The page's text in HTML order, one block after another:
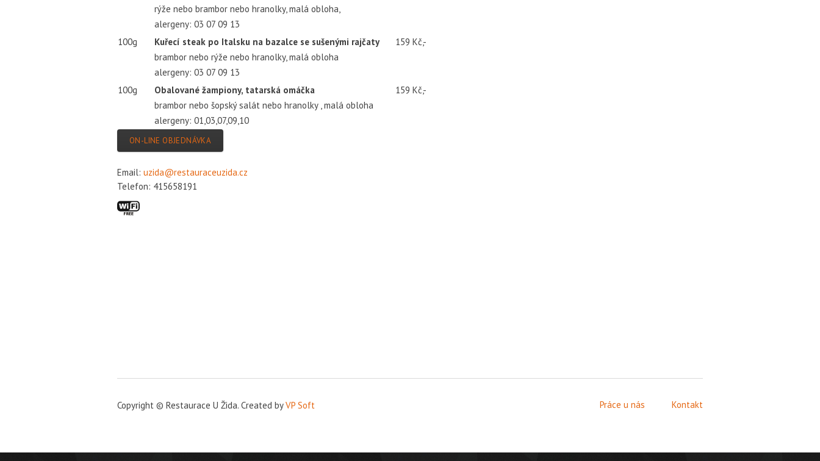
rýže nebo brambor nebo hranolky, malá obloha,
alergeny: 03 07 09 13
100g
Kuřecí steak po Italsku na bazalce se sušenými rajčaty
159 Kč,-
brambor nebo rýže nebo hranolky, malá obloha
alergeny: 03 07 09 13
100g
Obalované žampiony, tatarská omáčka
159 Kč,-
brambor nebo šopský salát nebo hranolky , malá obloha
alergeny: 01,03,07,09,10
ON-LINE OBJEDNÁVKA
Email: uzida@restauraceuzida.cz
Telefon: 415658191
Copyright © Restaurace U Žida. Created byVP Soft Práce u nás Kontakt